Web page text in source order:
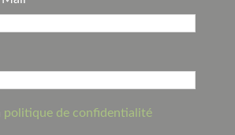
politique de confidentialité